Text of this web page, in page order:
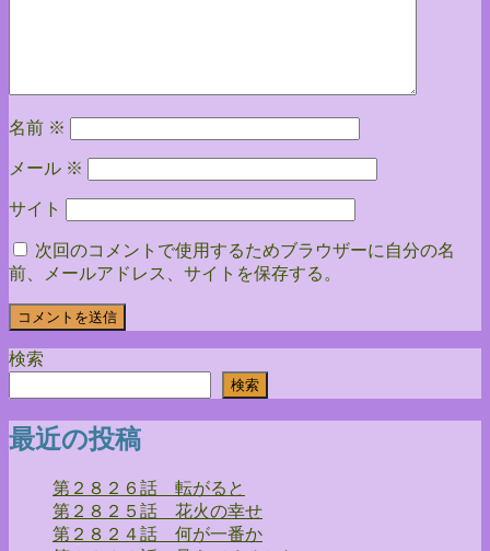
ン
名前 ※
メール ※
サイト
次回のコメントで使用するためブラウザーに自分の名
前、メールアドレス、サイトを保存する。
検索
検索
最近の投稿
第２８２６話 転がると
第２８２５話 花火の幸せ
第２８２４話 何が一番か